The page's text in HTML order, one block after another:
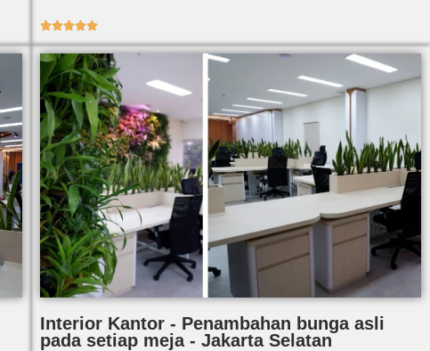

Interior Kantor - Penambahan bunga asli
pada setiap meja - Jakarta Selatan